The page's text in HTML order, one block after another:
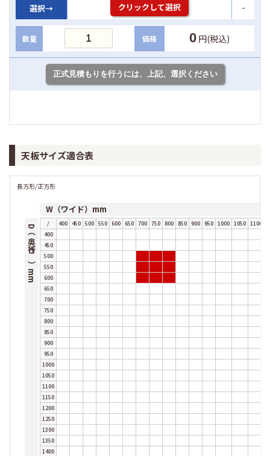
選択→ クリックして選択 -
数量 価格 0 円(税込)
天板サイズ適合表
長方形/正方形
W（ワイド）mm
D（奥行き）mm
/ 400 450 500 550 600 650 700 750 800 850 900 950 1000 1050 1100
400
450
500
550
600
650
700
750
800
850
900
950
1000
1050
1100
1150
1200
1250
1300
1350
1400